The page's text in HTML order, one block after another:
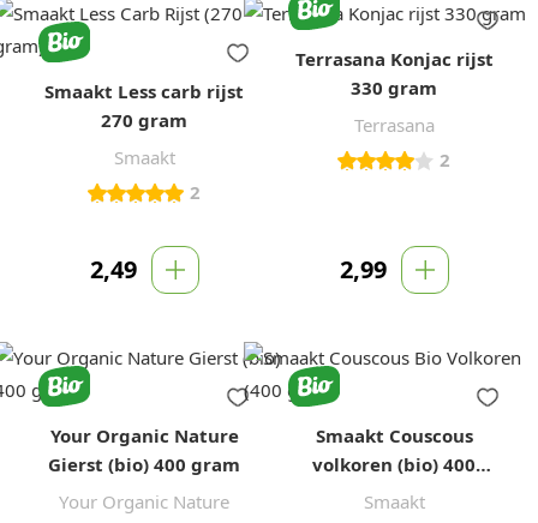
Smaakt Less carb rijst
270 gram
Smaakt
2
2,49
Terrasana Konjac rijst
330 gram
Terrasana
2
2,99
Your Organic Nature
Gierst (bio) 400 gram
Your Organic Nature
Smaakt Couscous
volkoren (bio) 400
gram
Smaakt